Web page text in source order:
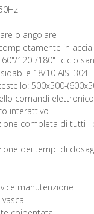
o angolare
in
120"/180"+ciclo
18/10 AISI 304
500x500-
comandi
interattivo
completa di tutti i
dei tempi di
manutenzione